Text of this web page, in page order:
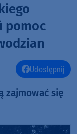
pomoc
Udostępnij
zajmować się